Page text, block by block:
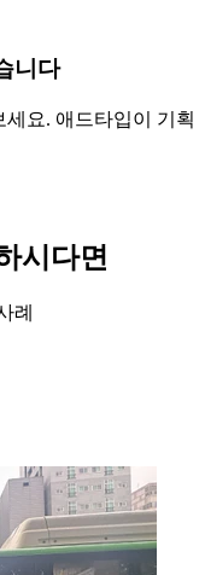
니다
요. 애드타입이 기획
시다면
례